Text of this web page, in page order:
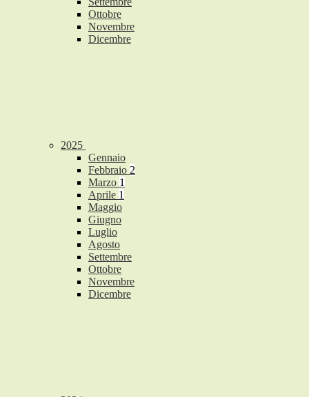
Ottobre
Novembre
Dicembre
2025
Gennaio
Febbraio 2
Marzo 1
Aprile 1
Maggio
Giugno
Luglio
Agosto
Settembre
Ottobre
Novembre
Dicembre